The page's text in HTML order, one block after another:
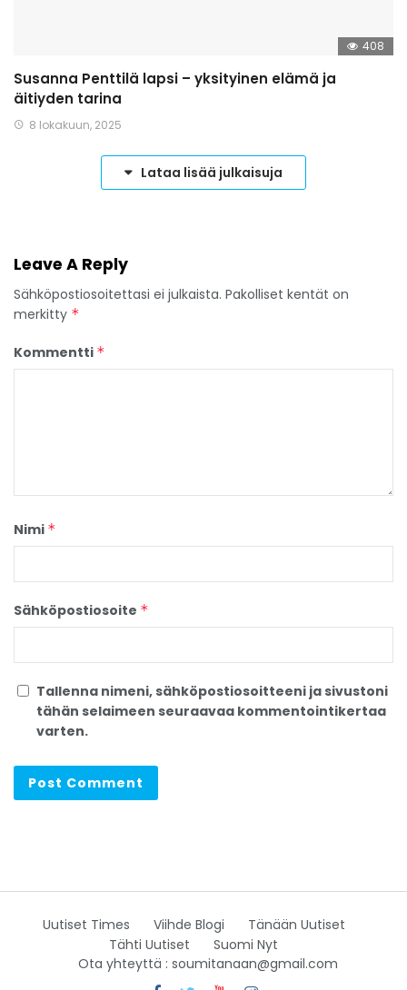
408
Susanna Penttilä lapsi – yksityinen elämä ja
äitiyden tarina
8 lokakuun, 2025
Lataa lisää julkaisuja
Leave A Reply
Sähköpostiosoitettasi ei julkaista. Pakolliset kentät on
merkitty *
Kommentti *
Nimi *
Sähköpostiosoite *
Tallenna nimeni, sähköpostiosoitteeni ja sivustoni
tähän selaimeen seuraavaa kommentointikertaa
varten.
Uutiset Times Viihde Blogi
Tänään Uutiset
Tähti Uutiset
Suomi Nyt
Ota yhteyttä : soumitanaan@gmail.com